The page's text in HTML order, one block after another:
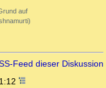
auf
Feed dieser Diskussion